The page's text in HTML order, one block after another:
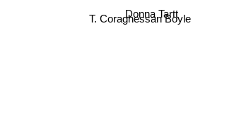
Donna Tartt
T. Coraghessan Boyle